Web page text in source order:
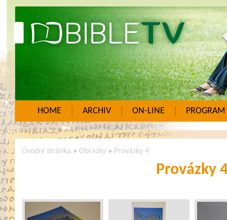
HOME ARCHIV ON-LINE PROGRAM
Úvodní stránka » Obrázky » Provázky 4
Provázky